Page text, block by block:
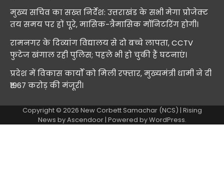
मुख्य सचिव का सख्त निर्देश: उत्तराखंड के सभी मेगा प्रोजेक्ट
तय समय पर हों पूरे, मासिक-त्रैमासिक मॉनिटरिंग होगी।
रामनगर के दिव्यांग विद्यालय से दो बच्चे लापता, CCTV
फुटेज खंगाल रही पुलिस; पहले भी हो चुकी हैं घटनाएं।
प्रदेश में विकास कार्यों को मिली रफ्तार, मुख्यमंत्री धामी ने दी
₹1967 करोड़ की मंजूरी।
Copyright © 2026 New Corbett Samachar (NCS) | Rising
News byAscendoor| Powered byWordPress.